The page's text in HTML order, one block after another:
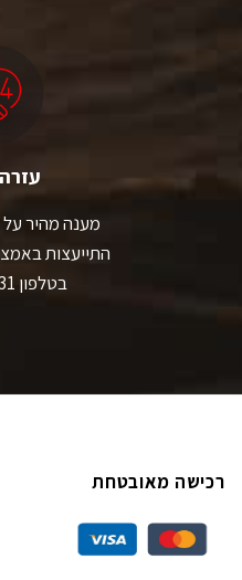
עזרה
מענה מהיר
התייעצות
בטלפון 04-8332331.
רכישה מאובטחת